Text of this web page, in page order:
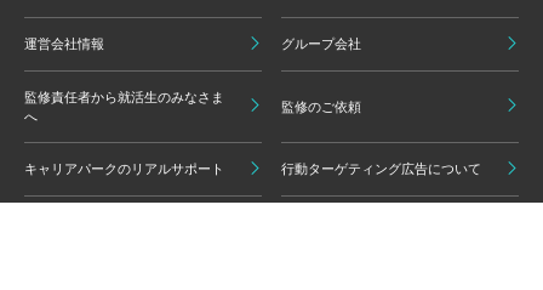
運営会社情報 グループ会社
監修責任者から就活生のみなさま
へ
監修のご依頼
キャリアパークのリアルサポート 行動ターゲティング広告について